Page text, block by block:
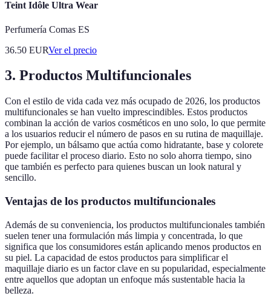
Teint Idôle Ultra Wear
Perfumería Comas ES
36.50 EURVer el precio
3. Productos Multifuncionales
Con el estilo de vida cada vez más ocupado de 2026, los productos
multifuncionales se han vuelto imprescindibles. Estos productos
combinan la acción de varios cosméticos en uno solo, lo que permite
a los usuarios reducir el número de pasos en su rutina de maquillaje.
Por ejemplo, un bálsamo que actúa como hidratante, base y colorete
puede facilitar el proceso diario. Esto no solo ahorra tiempo, sino
que también es perfecto para quienes buscan un look natural y
sencillo.
Ventajas de los productos multifuncionales
Además de su conveniencia, los productos multifuncionales también
suelen tener una formulación más limpia y concentrada, lo que
significa que los consumidores están aplicando menos productos en
su piel. La capacidad de estos productos para simplificar el
maquillaje diario es un factor clave en su popularidad, especialmente
entre aquellos que adoptan un enfoque más sustentable hacia la
belleza.